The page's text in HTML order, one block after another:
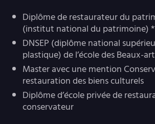
Diplôme de restaurateur du
(institut national du patrimoine)
DNSEP (diplôme national
plastique) de l’école des Beaux-
Master avec une mention
restauration des biens culturels
Diplôme d’école privée de
conservateur